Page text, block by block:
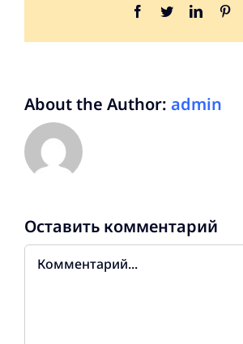
Facebook
TwitterLinkedIn
About the Author: admin
Оставить комментарий
Комментарий